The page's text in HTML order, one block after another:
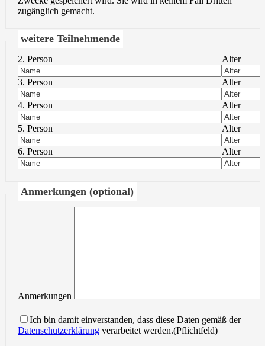
zugänglich gemacht.
weitere Teilnehmende
2. Person Alter
3. Person Alter
4. Person Alter
5. Person Alter
6. Person Alter
Anmerkungen (optional)
Anmerkungen
Ich bin damit einverstanden, dass diese Daten gemäß der
Datenschutzerklärung verarbeitet werden.(Pflichtfeld)